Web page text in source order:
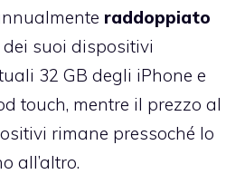
raddoppiato
suoi dispositivi
32 GB degli iPhone e
touch, mentre il prezzo al
rimane pressoché lo
all’altro.